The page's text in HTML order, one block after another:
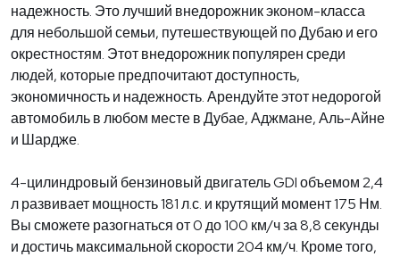
надежность. Это лучший внедорожник эконом-класса
для небольшой семьи, путешествующей по Дубаю и его
окрестностям. Этот внедорожник популярен среди
людей, которые предпочитают доступность,
экономичность и надежность. Арендуйте этот недорогой
автомобиль в любом месте в Дубае, Аджмане, Аль-Айне
и Шардже.
4-цилиндровый бензиновый двигатель GDI объемом 2,4
л развивает мощность 181 л.с. и крутящий момент 175 Нм.
Вы сможете разогнаться от 0 до 100 км/ч за 8,8 секунды
и достичь максимальной скорости 204 км/ч. Кроме того,